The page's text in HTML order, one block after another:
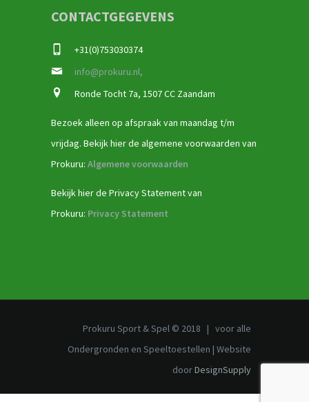
CONTACTGEGEVENS
+31(0)753030374
info@prokuru.nl,
Ronde Tocht 7a, 1507 CC Zaandam
Bezoek alleen op afspraak van maandag t/m
vrijdag. Bekijk hier de algemene voorwaarden van
Prokuru: Algemene voorwaarden
Bekijk hier de Privacy Statement van
Prokuru: Privacy Statement
Prokuru Sport & Spel © 2018 | voor alle
Ondergronden en Speeltoestellen | Website
doorDesignSupply